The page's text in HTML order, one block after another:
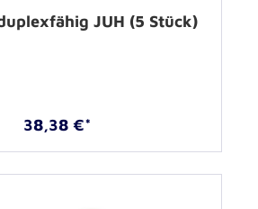
JUH (5 Stück)
38,38 €*